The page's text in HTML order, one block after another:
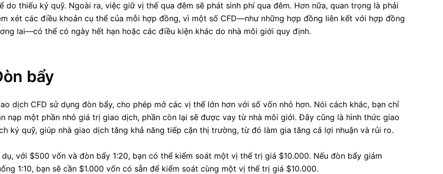
do thiếu ký quỹ. Ngoài ra, việc giữ vị thế qua đêm sẽ phát sinh phí qua đêm. Hơn nữa, quan trọng là phải
xét các điều khoản cụ thể của mỗi hợp đồng, vì một số CFD—như những hợp đồng liên kết với hợp đồng
lai—có thể có ngày hết hạn hoặc các điều kiện khác do nhà môi giới quy định.
bẩy
dịch CFD sử dụng đòn bẩy, cho phép mở các vị thế lớn hơn với số vốn nhỏ hơn. Nói cách khác, bạn chỉ
nạp một phần nhỏ giá trị giao dịch, phần còn lại sẽ được vay từ nhà môi giới. Đây cũng là hình thức giao
ký quỹ, giúp nhà giao dịch tăng khả năng tiếp cận thị trường, từ đó làm gia tăng cả lợi nhuận và rủi ro.
dụ, với $500 vốn và đòn bẩy 1:20, bạn có thể kiểm soát một vị thế trị giá $10.000. Nếu đòn bẩy giảm
1:10, bạn sẽ cần $1.000 vốn có sẵn để kiểm soát cùng một vị thế trị giá $10.000.